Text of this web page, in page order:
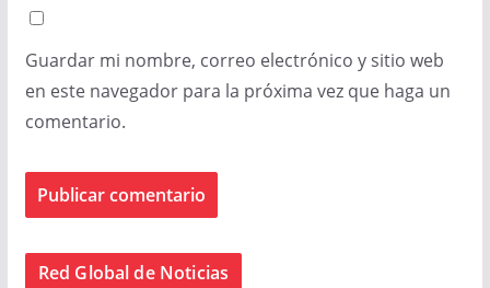
Guardar mi nombre, correo electrónico y sitio web
en este navegador para la próxima vez que haga un
comentario.
Red Global de Noticias